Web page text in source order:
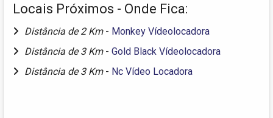
Locais Próximos - Onde Fica:
Distância de 2 Km - Monkey Vídeolocadora
Distância de 3 Km - Gold Black Vídeolocadora
Distância de 3 Km - Nc Vídeo Locadora